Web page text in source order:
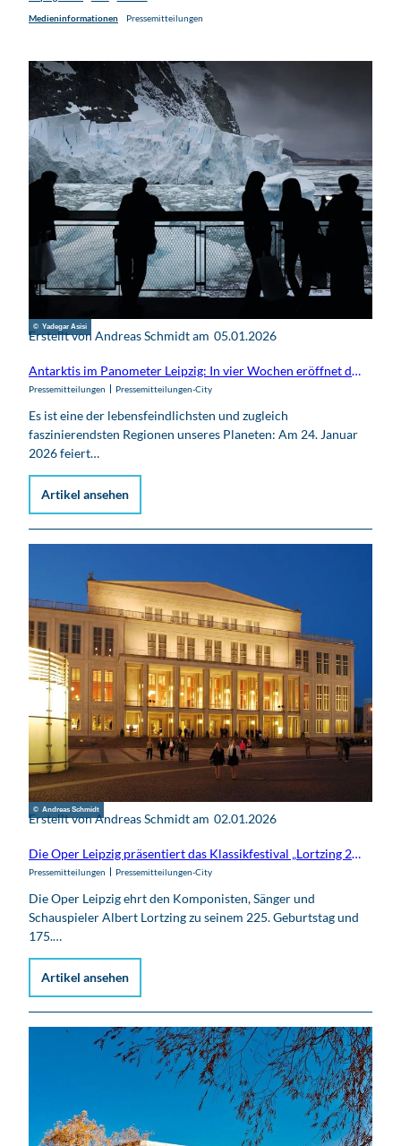
Medieninformationen
Pressemitteilungen
© Yadegar Asisi
Erstellt von Andreas Schmidt am 05.01.2026
Antarktis im Panometer Leipzig: In vier Wochen eröffnet das neue Naturpanorama von Yadegar Asisi
Pressemitteilungen Pressemitteilungen-City
Es ist eine der lebensfeindlichsten und zugleich
faszinierendsten Regionen unseres Planeten: Am 24. Januar
2026 feiert…
Artikel ansehen
© Andreas Schmidt
Erstellt von Andreas Schmidt am 02.01.2026
Die Oper Leipzig präsentiert das Klassikfestival „Lortzing 26“ mit zwei Opernpremieren, Audiowalk, Biedermeierfrühstück und Chorkonzerten
Pressemitteilungen Pressemitteilungen-City
Die Oper Leipzig ehrt den Komponisten, Sänger und
Schauspieler Albert Lortzing zu seinem 225. Geburtstag und
175.…
Artikel ansehen